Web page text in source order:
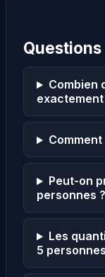
Combien
exactement
Peut-on
personnes ?
Les
5